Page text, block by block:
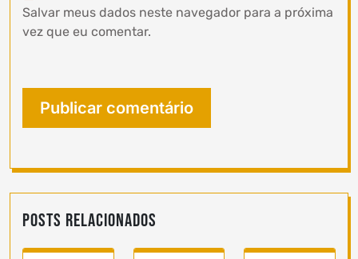
Salvar meus dados neste navegador para a próxima
vez que eu comentar.
Posts Relacionados